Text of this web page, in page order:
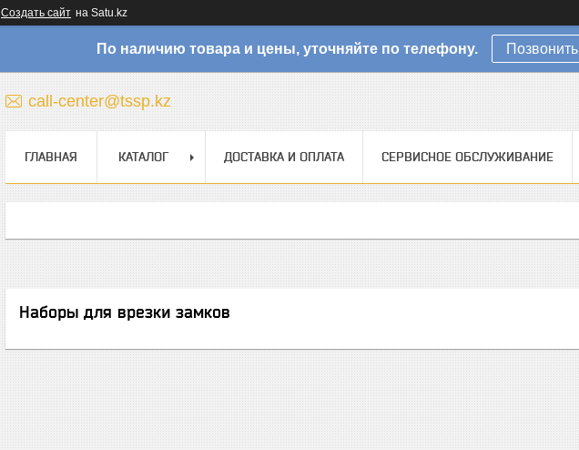
Создать сайт на Satu.kz
По наличию товара и цены, уточняйте по телефону. Позвонить
call-center@tssp.kz
ГЛАВНАЯ КАТАЛОГ ДОСТАВКА И ОПЛАТА СЕРВИСНОЕ ОБСЛУЖИВАНИЕ
Наборы для врезки замков